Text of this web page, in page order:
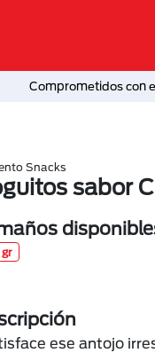
Comprometidos con
Snacks
sabor
ese antojo